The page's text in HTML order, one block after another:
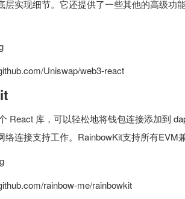
层实现细节。它还提供了一些其他的高级功
Uniswap/web3-react
React 库，可以轻松地将钱包连接添加到
络连接支持工作。RainbowKit支持所有EVM
rainbow-me/rainbowkit